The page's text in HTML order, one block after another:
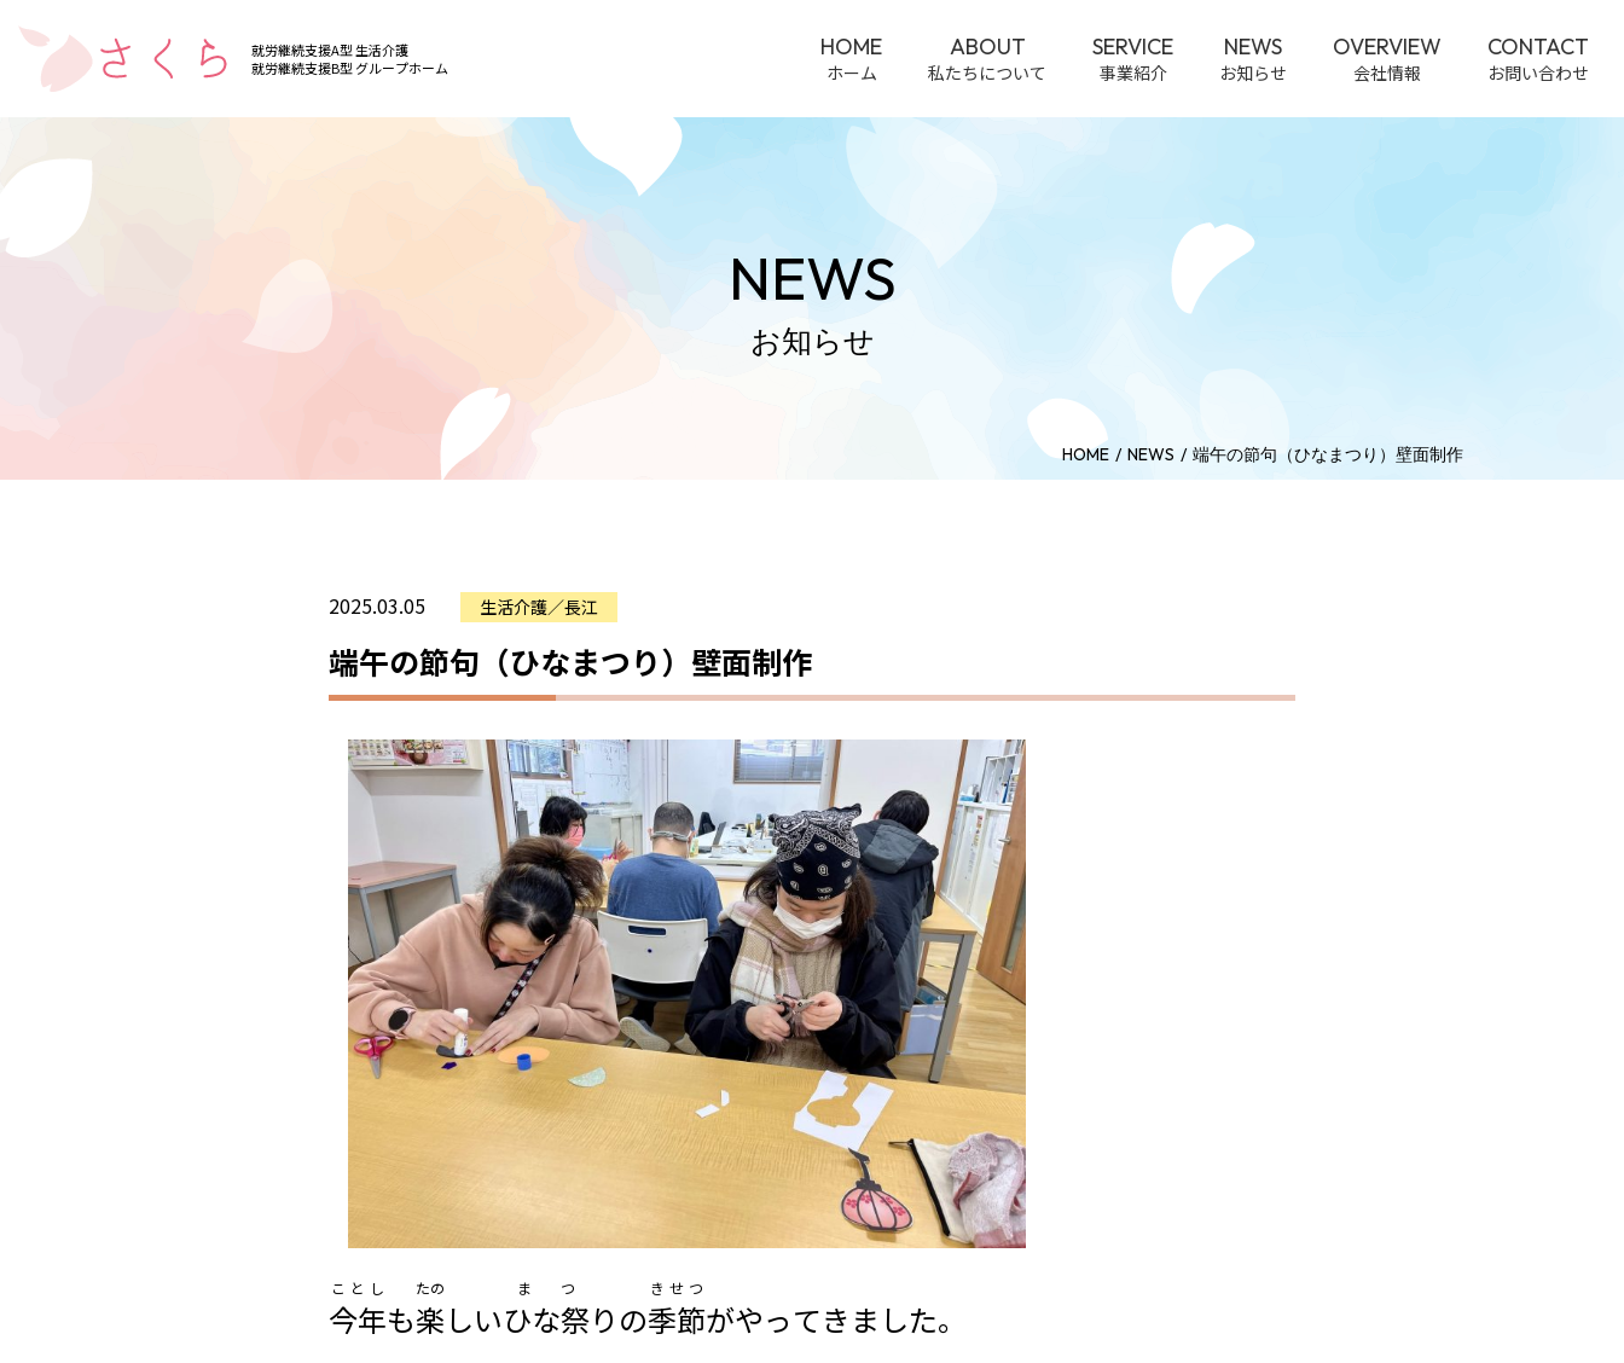
就労継続支援A型 生活介護
就労継続支援B型 グループホーム
HOME
ホーム
ABOUT
私たちについて
SERVICE
事業紹介
NEWS
お知らせ
OVERVIEW
会社情報
CONTACT
お問い合わせ
NEWS
お知らせ
HOME NEWS 端午の節句（ひなまつり）壁面制作
2025.03.05 生活介護／長江
端午の節句（ひなまつり）壁面制作
今年
ことし
も楽
たの
しいひな祭
まつ
りの季節
きせつ
がやってきました。